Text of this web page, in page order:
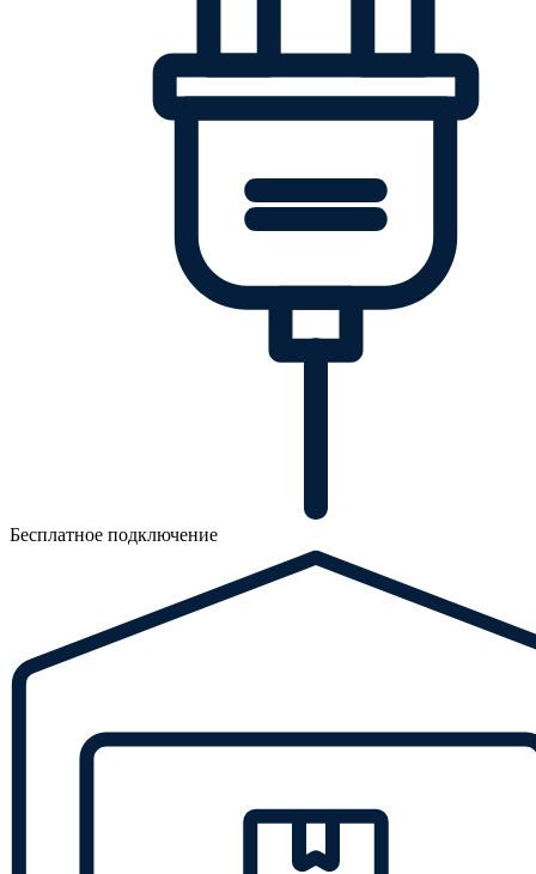
Бесплатное подключение